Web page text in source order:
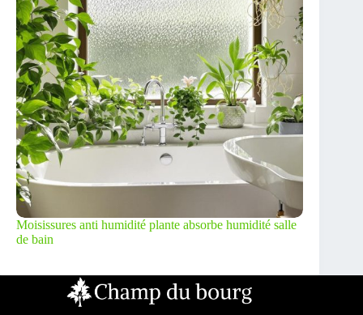
Moisissures anti humidité plante absorbe humidité salle
de bain